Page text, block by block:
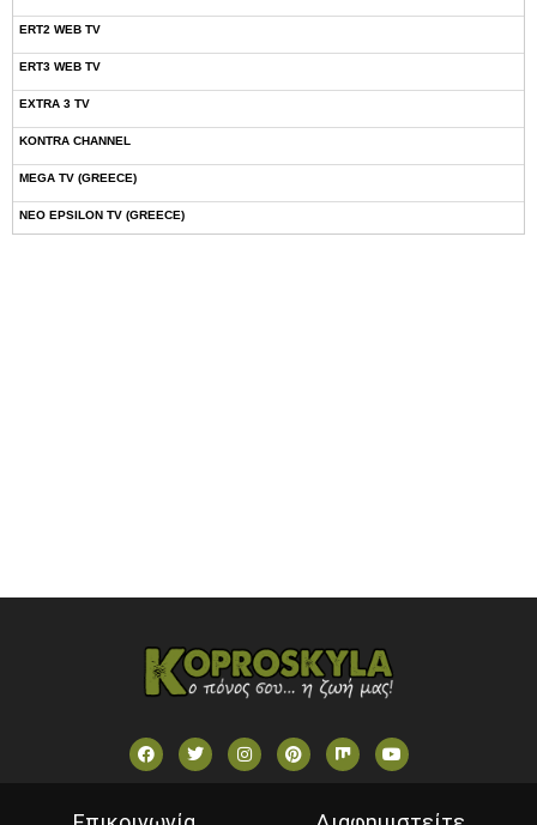
ERT2 WEB TV
ERT3 WEB TV
EXTRA 3 TV
KONTRA CHANNEL
MEGA TV (GREECE)
NEO EPSILON TV (GREECE)